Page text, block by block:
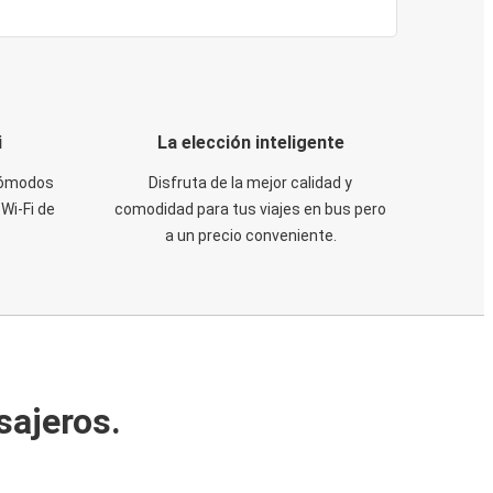
Fi de
La elección inteligente
Disfruta de la mejor calidad y
comodidad para tus viajes en bus pero
a un precio conveniente.